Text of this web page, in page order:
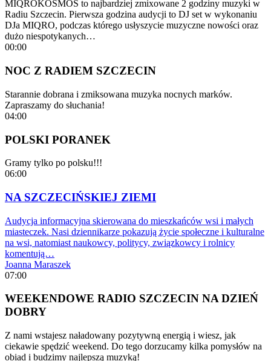
MIQROKOSMOS to najbardziej zmixowane 2 godziny muzyki w
Radiu Szczecin. Pierwsza godzina audycji to DJ set w wykonaniu
DJa MIQRO, podczas którego usłyszycie muzyczne nowości oraz
dużo niespotykanych…
00:00
NOC Z RADIEM SZCZECIN
Starannie dobrana i zmiksowana muzyka nocnych marków.
Zapraszamy do słuchania!
04:00
POLSKI PORANEK
Gramy tylko po polsku!!!
06:00
NA SZCZECIŃSKIEJ ZIEMI
Audycja informacyjna skierowana do mieszkańców wsi i małych
miasteczek. Nasi dziennikarze pokazują życie społeczne i kulturalne
na wsi, natomiast naukowcy, politycy, związkowcy i rolnicy
komentują…
Joanna Maraszek
07:00
WEEKENDOWE RADIO SZCZECIN NA DZIEŃ
DOBRY
Z nami wstajesz naładowany pozytywną energią i wiesz, jak
ciekawie spędzić weekend. Do tego dorzucamy kilka pomysłów na
obiad i budzimy najlepszą muzyką!